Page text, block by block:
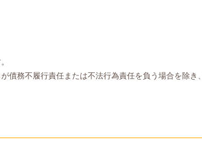
債務不履行責任または不法行為責任を負う場合を除き